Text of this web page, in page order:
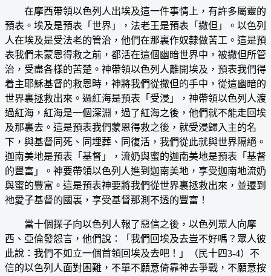
在摩西帶領以色列人出埃及這一件事情上，有許多屬靈的
預表。埃及是預表「世界」，法老王是預表「撒但」。以色列
人在埃及是受法老的管治，他們在那裏作奴隸做苦工。這是預
表我們未蒙恩得救之前，都活在這個幽暗世界中，被撒但所管
治，受盡各樣的苦楚。神帶領以色列人離開埃及，預表我們得
着主耶穌基督的救恩時，神將我們從撒但的手中，從這幽暗的
世界裏拯救出來。過紅海是預表「受浸」，神帶領以色列人渡
過紅海，紅海是一個深淵，過了紅海之後，他們就不能走回埃
及那裏去。這是預表我們蒙恩得救之後，就受浸歸入主的名
下，與基督同死、同埋葬、同復活，我們從此就與世界隔絕。
迦南美地是預表「基督」，流奶與蜜的迦南美地是預表「基督
的豐富」。神要帶領以色列人進到迦南美地，享受迦南地流奶
與蜜的豐富。這是預表神要將我們從世界裏拯救出來，並遷到
祂愛子基督的國裏，享受基督那測不透的豐富！
當十個探子向以色列人報了惡信之後，以色列眾人向摩
西、亞倫發怨言，他們說：「我們回埃及去豈不好嗎？眾人彼
此說：我們不如立一個首領回埃及去吧！」（民十四3-4）不
信的以色列人面對困難，不單不願意倚靠神去爭戰，不願意按